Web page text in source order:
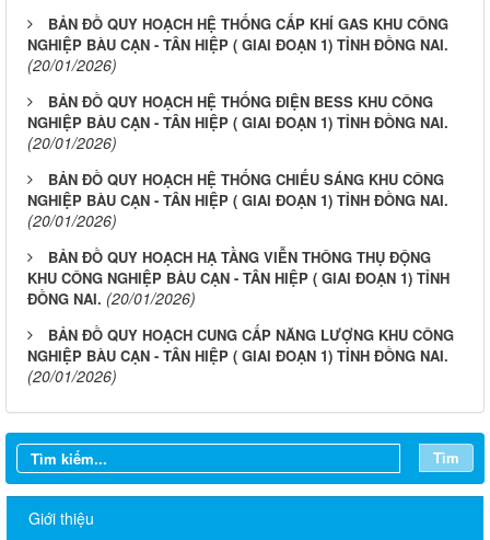
BẢN ĐỒ QUY HOẠCH HỆ THỐNG CẤP KHÍ GAS KHU CÔNG
NGHIỆP BÀU CẠN - TÂN HIỆP ( GIAI ĐOẠN 1) TỈNH ĐỒNG NAI.
(20/01/2026)
BẢN ĐỒ QUY HOẠCH HỆ THỐNG ĐIỆN BESS KHU CÔNG
NGHIỆP BÀU CẠN - TÂN HIỆP ( GIAI ĐOẠN 1) TỈNH ĐỒNG NAI.
(20/01/2026)
BẢN ĐỒ QUY HOẠCH HỆ THỐNG CHIẾU SÁNG KHU CÔNG
NGHIỆP BÀU CẠN - TÂN HIỆP ( GIAI ĐOẠN 1) TỈNH ĐỒNG NAI.
(20/01/2026)
BẢN ĐỒ QUY HOẠCH HẠ TẦNG VIỄN THÔNG THỤ ĐỘNG
KHU CÔNG NGHIỆP BÀU CẠN - TÂN HIỆP ( GIAI ĐOẠN 1) TỈNH
ĐỒNG NAI. (20/01/2026)
BẢN ĐỒ QUY HOẠCH CUNG CẤP NĂNG LƯỢNG KHU CÔNG
NGHIỆP BÀU CẠN - TÂN HIỆP ( GIAI ĐOẠN 1) TỈNH ĐỒNG NAI.
(20/01/2026)
Tìm
Giới thiệu